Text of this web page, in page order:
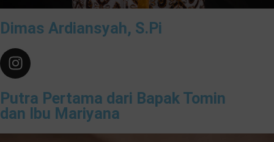
Dimas Ardiansyah, S.Pi
Putra Pertama dari Bapak Tomin
dan Ibu Mariyana